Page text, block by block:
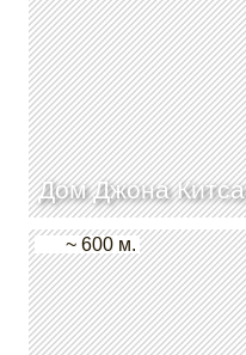
Дом Джона Китса
~ 600 м.